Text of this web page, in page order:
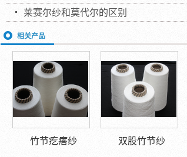
莱赛尔纱和莫代尔的区别
相关产品
竹节疙瘩纱 双股竹节纱